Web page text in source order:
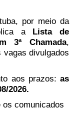
por meio da
a
Lista de
3ª Chamada,
divulgados
aos prazos: as
2026.
os comunicados